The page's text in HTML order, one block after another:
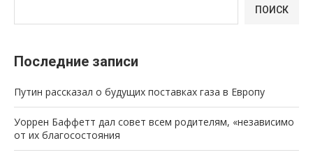
ПОИСК
Последние записи
Путин рассказал о будущих поставках газа в Европу
Уоррен Баффетт дал совет всем родителям, «независимо
от их благосостояния